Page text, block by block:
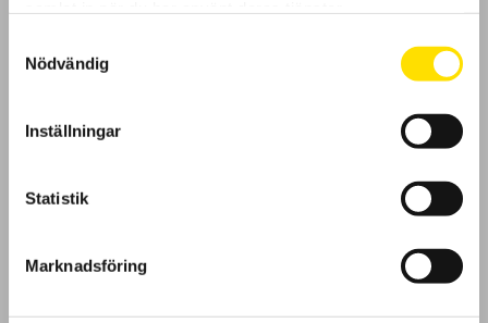
Nödvändig
Inställningar
Statistik
Marknadsföring